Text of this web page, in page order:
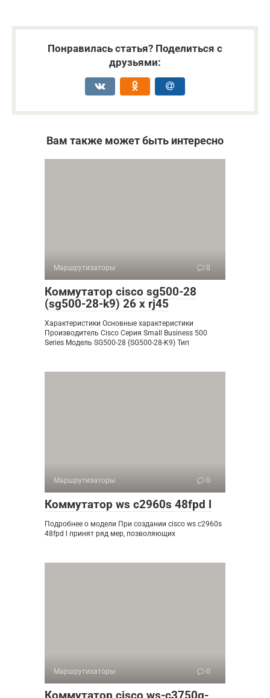
Понравилась статья? Поделиться с
друзьями:
Вам также может быть интересно
Маршрутизаторы 0
Коммутатор cisco sg500-28
(sg500-28-k9) 26 x rj45
Характеристики Основные характеристики
Производитель Cisco Серия Small Business 500
Series Модель SG500-28 (SG500-28-K9) Тип
Маршрутизаторы 0
Коммутатор ws c2960s 48fpd l
Подробнее о модели При создании cisco ws c2960s
48fpd l принят ряд мер, позволяющих
Маршрутизаторы 0